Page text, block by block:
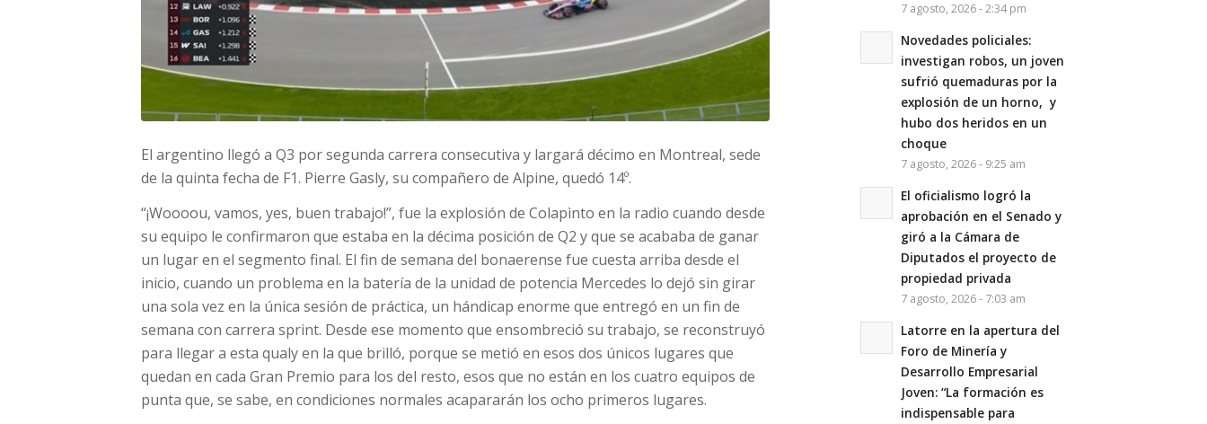
El argentino llegó a Q3 por segunda carrera consecutiva y largará décimo en Montreal, sede
de la quinta fecha de F1. Pierre Gasly, su compañero de Alpine, quedó 14º.
“¡Woooou, vamos, yes, buen trabajo!”, fue la explosión de Colapìnto en la radio cuando desde
su equipo le confirmaron que estaba en la décima posición de Q2 y que se acababa de ganar
un lugar en el segmento final. El fin de semana del bonaerense fue cuesta arriba desde el
inicio, cuando un problema en la batería de la unidad de potencia Mercedes lo dejó sin girar
una sola vez en la única sesión de práctica, un hándicap enorme que entregó en un fin de
semana con carrera sprint. Desde ese momento que ensombreció su trabajo, se reconstruyó
para llegar a esta qualy en la que brilló, porque se metió en esos dos únicos lugares que
quedan en cada Gran Premio para los del resto, esos que no están en los cuatro equipos de
punta que, se sabe, en condiciones normales acapararán los ocho primeros lugares.
7 agosto, 2026 - 2:34 pm
Novedades policiales:
investigan robos, un joven
sufrió quemaduras por la
explosión de un horno, y
hubo dos heridos en un
choque
7 agosto, 2026 - 9:25 am
El oficialismo logró la
aprobación en el Senado y
giró a la Cámara de
Diputados el proyecto de
propiedad privada
7 agosto, 2026 - 7:03 am
Latorre en la apertura del
Foro de Minería y
Desarrollo Empresarial
Joven: “La formación es
indispensable para